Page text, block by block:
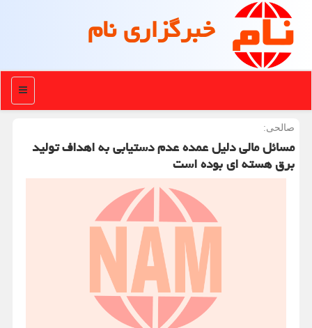
خبرگزاری نام
منو
صالحی:
مسائل مالی دلیل عمده عدم دستیابی به اهداف تولید
برق هسته ای بوده است